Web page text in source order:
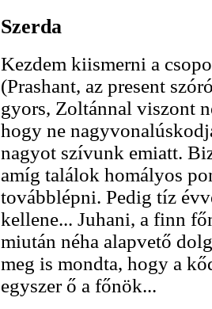
Szerda
Kezdem kiismerni a
(Prashant, az present
gyors, Zoltánnal viszont
hogy ne
nagyot szívunk emiatt.
amíg találok homályos
továbblépni. Pedig tíz
kellene... Juhani, a finn
miután néha alapvető
meg is mondta, hogy a
egyszer ő a főnök...